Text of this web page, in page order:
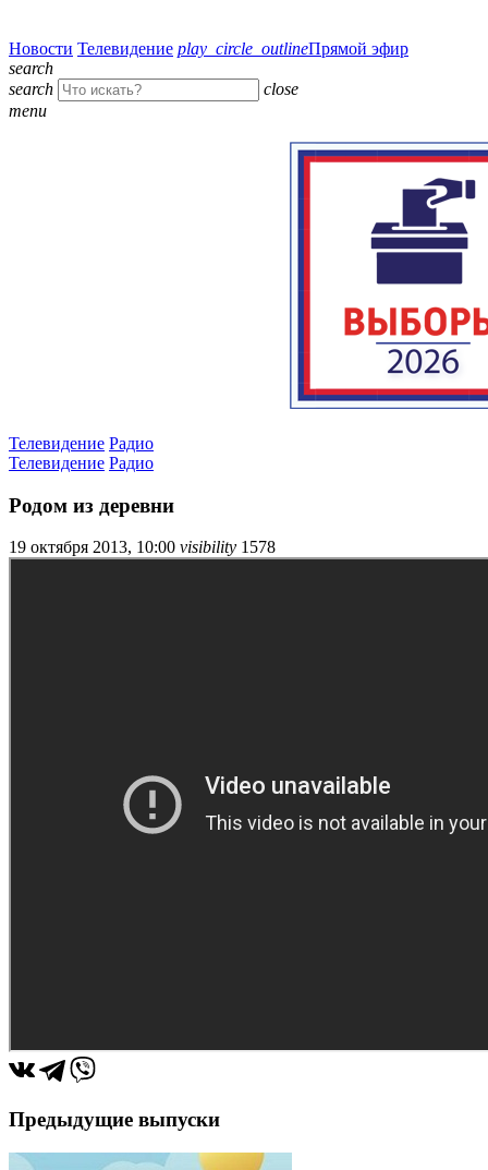
Новости Телевидение play_circle_outlineПрямой эфир
search
search
close
menu
Телевидение Радио
Телевидение Радио
Родом из деревни
19 октября 2013, 10:00 visibility 1578
Предыдущие выпуски